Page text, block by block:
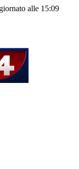
alle 15:09